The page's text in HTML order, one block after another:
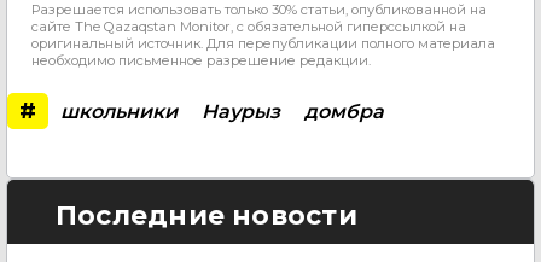
Разрешается использовать только 30% статьи, опубликованной на
сайте The Qazaqstan Monitor, с обязательной гиперссылкой на
оригинальный источник. Для перепубликации полного материала
необходимо письменное разрешение редакции.
# школьники Наурыз домбра
Последние новости